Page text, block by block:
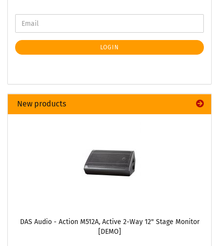
LOGIN
New products
DAS Audio - Action M512A, Active 2-Way 12" Stage Monitor
[DEMO]